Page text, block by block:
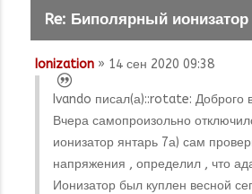
Re: Биполярный
Ionization » 14 сен 2020 09:38
Ivando писал(а)::rotate: Доброго
Вчера самопроизольно
ионизатор янтарь 7а) сам
напряжения , определил , что
Ионизатор был куплен весной